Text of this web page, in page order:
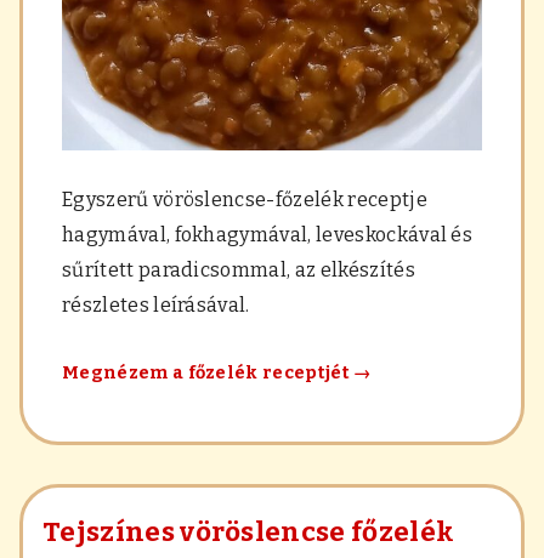
Egyszerű vöröslencse-főzelék receptje
hagymával, fokhagymával, leveskockával és
sűrített paradicsommal, az elkészítés
részletes leírásával.
Megnézem a főzelék receptjét Egyszerű
→
Tejszínes vöröslencse főzelék